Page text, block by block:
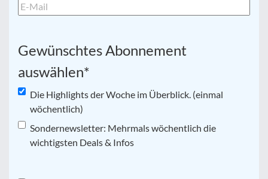
Gewünschtes Abonnement
auswählen*
Die Highlights der Woche im Überblick. (einmal
wöchentlich)
Sondernewsletter: Mehrmals wöchentlich die
wichtigsten Deals & Infos